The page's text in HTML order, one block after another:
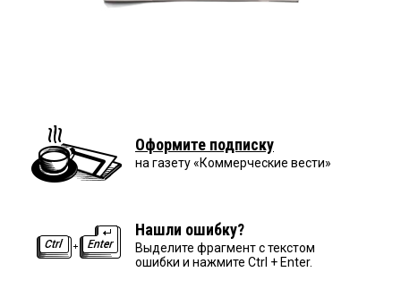
Оформите подписку
на газету «Коммерческие вести»
Нашли ошибку?
Выделите фрагмент с текстом
ошибки и нажмите Ctrl + Enter.